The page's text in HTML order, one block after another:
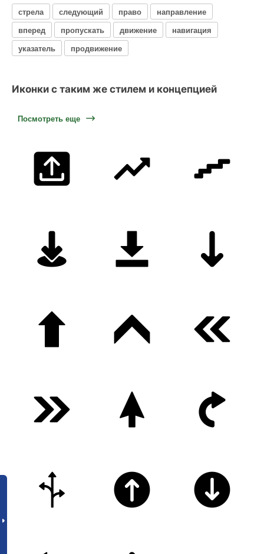
стрела следующий право
направление
вперед
пропускать движение
навигация
указатель
продвижение
Иконки с таким же стилем и концепцией
Посмотреть еще